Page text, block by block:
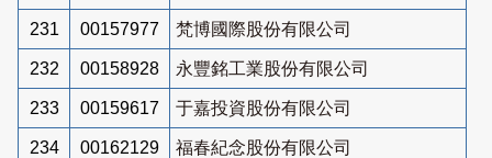
231 00157977 梵博國際股份有限公司
232 00158928 永豐銘工業股份有限公司
233 00159617 于嘉投資股份有限公司
234 00162129 福春紀念股份有限公司